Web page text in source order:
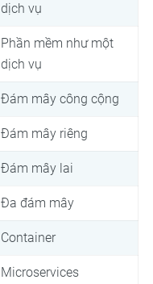
dịch vụ
Phần mềm như một
dịch vụ
Đám mây công cộng
Đám mây riêng
Đám mây lai
Đa đám mây
Container
Microservices